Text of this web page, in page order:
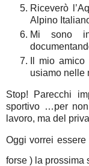
Riceverò
Alpino
Mi sono
Il mio
usiamo nelle
Stop! Parecchi
sportivo …per
lavoro, ma del
Oggi vorrei
forse ) la prossima